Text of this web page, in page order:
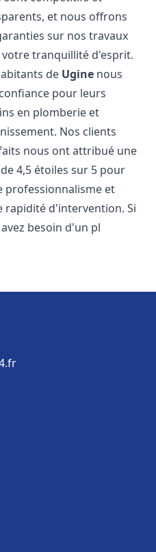
et nous offrons
sur nos travaux
tranquillité d'esprit.
de Ugine nous
pour leurs
en plomberie et
Nos clients
nous ont attribué une
4,5 étoiles sur 5 pour
professionnalisme et
rapidité d'intervention. Si
besoin d'un pl